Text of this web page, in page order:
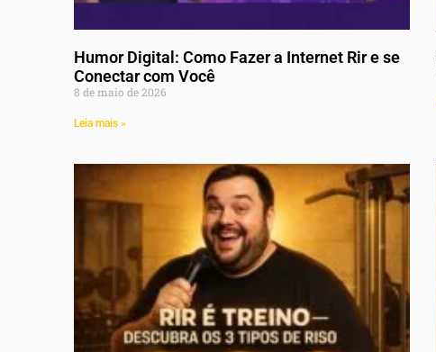
Humor Digital: Como Fazer a Internet Rir e se
Conectar com Você
8 de maio de 2026
Leia mais »